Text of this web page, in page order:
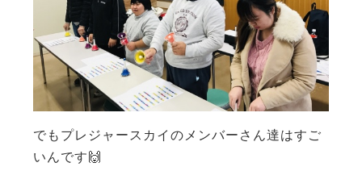
でもプレジャースカイのメンバーさん達はすご
いんです🙌